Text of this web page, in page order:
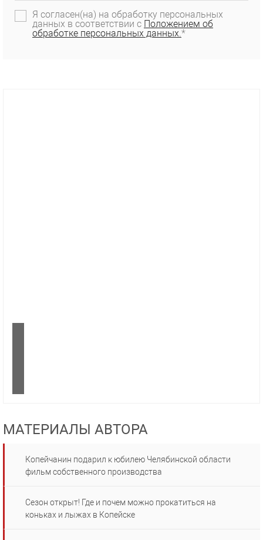
Я согласен(на) на обработку персональных
данных в соответствии с Положением об
обработке персональных данных.*
МАТЕРИАЛЫ АВТОРА
Копейчанин подарил к юбилею Челябинской области
фильм собственного производства
Сезон открыт! Где и почем можно прокатиться на
коньках и лыжах в Копейске